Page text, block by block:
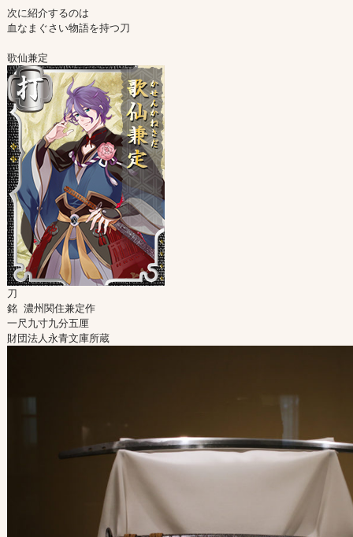
次に紹介するのは
血なまぐさい物語を持つ刀
刀
銘 濃州関住兼定作
一尺九寸九分五厘
財団法人永青文庫所蔵